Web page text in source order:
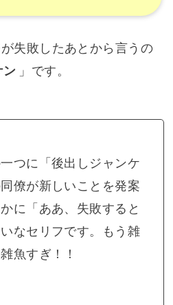
失敗したあとから言うの
ン 」です。
つに「後出しジャンケ
僚が新しいことを発案
に「ああ、失敗すると
なセリフです。もう雑
魚すぎ！！